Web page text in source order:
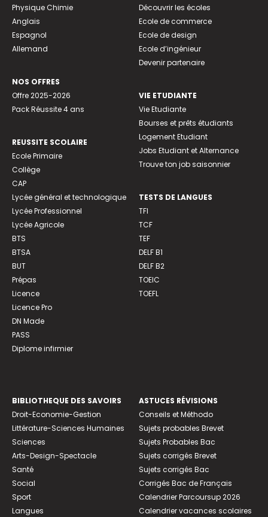
Physique Chimie
Anglais
Espagnol
Allemand
NOS OFFRES
Offre 2025-2026
Pack Réussite 4 ans
REUSSITE SCOLAIRE
Ecole Primaire
Collège
CAP
Lycée général et technologique
Lycée Professionnel
Lycée Agricole
BTS
BTSA
BUT
Prépas
Licence
Licence Pro
DN Made
PASS
Diplome infirmier
Découvrir les écoles
Ecole de commerce
Ecole de design
Ecole d’ingénieur
Devenir partenaire
VIE ETUDIANTE
Vie Etudiante
Bourses et prêts étudiants
Logement Etudiant
Jobs Etudiant et Alternance
Trouve ton job saisonnier
TESTS DE LANGUES
TFI
TCF
TEF
DELF B1
DELF B2
TOEIC
TOEFL
BIBLIOTHEQUE DES SAVOIRS
Droit-Economie-Gestion
Littérature-Sciences Humaines
Sciences
Arts-Design-Spectacle
Santé
Social
Sport
Langues
ASTUCES RÉVISIONS
Conseils et Méthodo
Sujets probables Brevet
Sujets Probables Bac
Sujets corrigés Brevet
Sujets corrigés Bac
Corrigés Bac de Français
Calendrier Parcoursup 2026
Calendrier vacances scolaires